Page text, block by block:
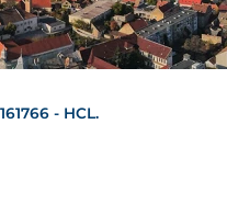
- HCL.